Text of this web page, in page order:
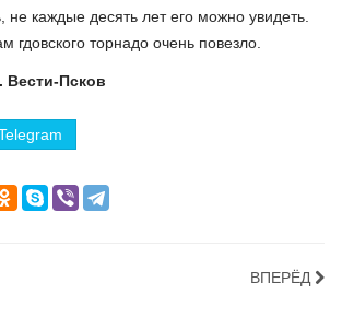
не каждые десять лет его можно увидеть.
гдовского торнадо очень повезло.
Вести-Псков
ВПЕРЁД